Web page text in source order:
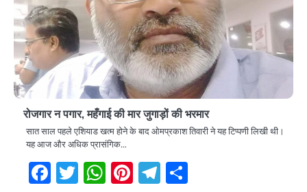
रोजगार न पगार, महँगाई की मार जुगाड़ों की भरमार
सात साल पहले एशियाड खत्म होने के बाद ओमप्रकाश तिवारी ने यह टिप्पणी लिखी थी।
यह आज और अधिक प्रासंगिक…
Facebook
Twitter
WhatsApp
Pinterest
Telegram